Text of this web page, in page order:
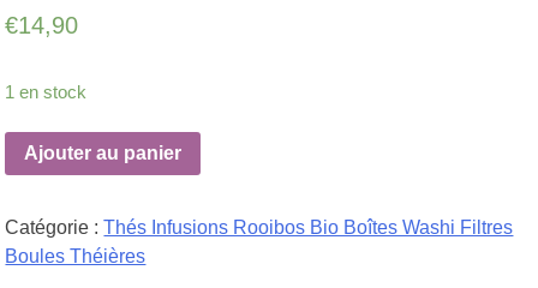
€14,90
1 en stock
Ajouter au panier
Catégorie :Thés Infusions Rooibos Bio Boîtes Washi Filtres
Boules Théières